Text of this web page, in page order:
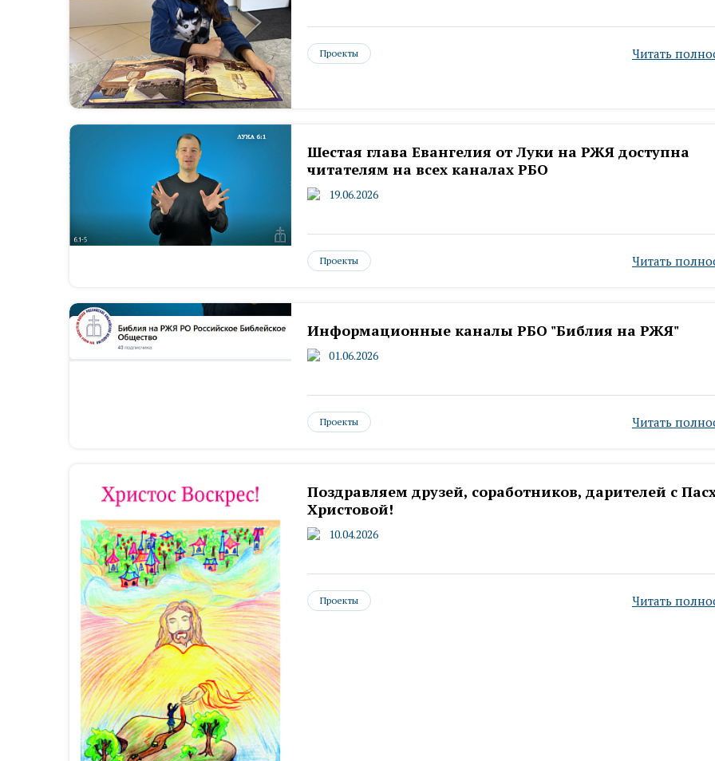
Проекты Читать
Шестая глава Евангелия от Луки на РЖЯ доступна
читателям на всех каналах РБО
19.06.2026
Проекты Читать
Информационные каналы РБО "Библия на РЖЯ"
01.06.2026
Проекты Читать
Поздравляем друзей, соработников, дарителей с
Христовой!
10.04.2026
Проекты Читать